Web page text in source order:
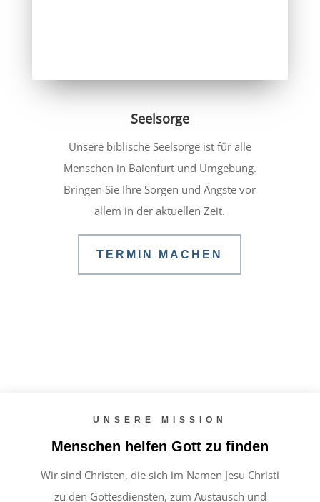
Seelsorge
Unsere biblische Seelsorge ist für alle
Menschen in Baienfurt und Umgebung.
Bringen Sie Ihre Sorgen und Ängste vor
allem in der aktuellen Zeit.
TERMIN MACHEN
UNSERE MISSION
Menschen helfen Gott zu finden
Wir sind Christen, die sich im Namen Jesu Christi
zu den Gottesdiensten, zum Austausch und